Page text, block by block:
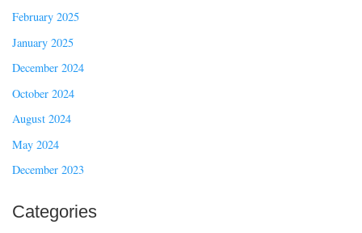
February 2025
January 2025
December 2024
October 2024
August 2024
May 2024
December 2023
Categories